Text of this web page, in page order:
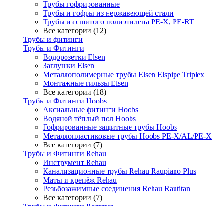
Трубы гофрированные
Трубы и гофры из нержавеющей стали
Трубы из сшитого полиэтилена PE-X, PE-RT
Все категории (12)
Трубы и фитинги
Трубы и Фитинги
Водорозетки Elsen
Заглушки Elsen
Металлополимерные трубы Elsen Elspipe Triplex
Монтажные гильзы Elsen
Все категории (18)
Трубы и Фитинги Hoobs
Аксиальные фитинги Hoobs
Водяной тёплый пол Hoobs
Гофрированные защитные трубы Hoobs
Металлопластиковые трубы Hoobs PE-X/AL/PE-X
Все категории (7)
Трубы и Фитинги Rehau
Инструмент Rehau
Канализационные трубы Rehau Raupiano Plus
Маты и крепёж Rehau
Резьбозажимные соединения Rehau Rautitan
Все категории (7)